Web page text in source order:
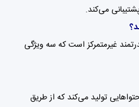
غیرمتمرکز است که سه ویژگی
تولید می‌کند که از طریق